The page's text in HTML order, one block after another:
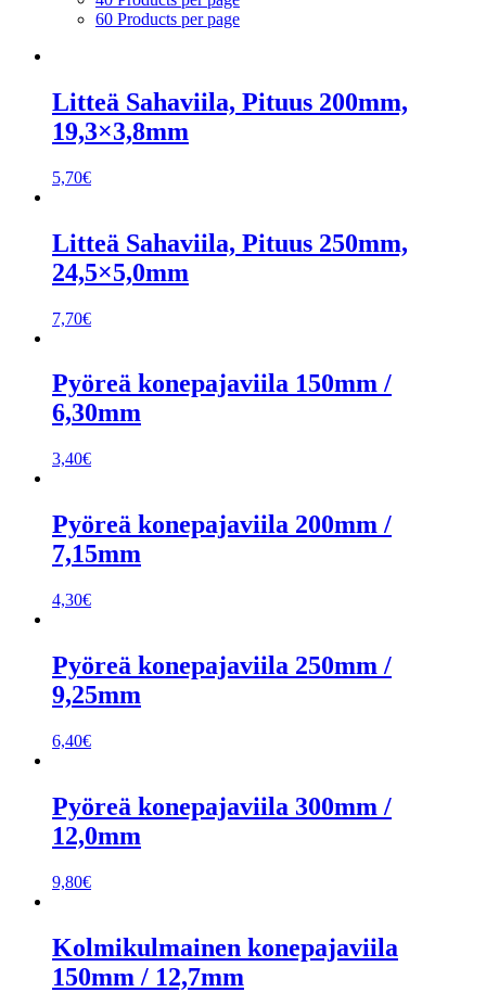
60 Products per page
Litteä Sahaviila, Pituus 200mm,
19,3×3,8mm
5,70€
Litteä Sahaviila, Pituus 250mm,
24,5×5,0mm
7,70€
Pyöreä konepajaviila 150mm /
6,30mm
3,40€
Pyöreä konepajaviila 200mm /
7,15mm
4,30€
Pyöreä konepajaviila 250mm /
9,25mm
6,40€
Pyöreä konepajaviila 300mm /
12,0mm
9,80€
Kolmikulmainen konepajaviila
150mm / 12,7mm